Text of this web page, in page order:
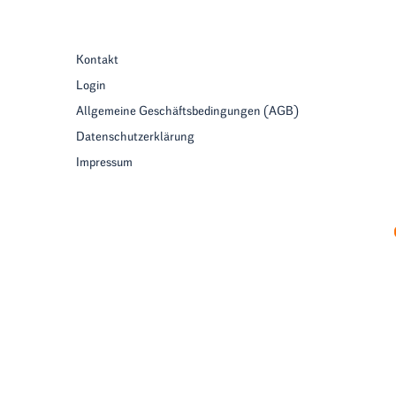
Kontakt
Login
Allgemeine Geschäftsbedingungen (AGB)
Datenschutzerklärung
Impressum